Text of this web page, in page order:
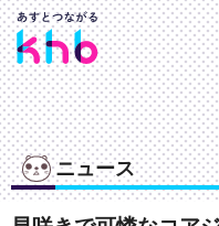
ニュース